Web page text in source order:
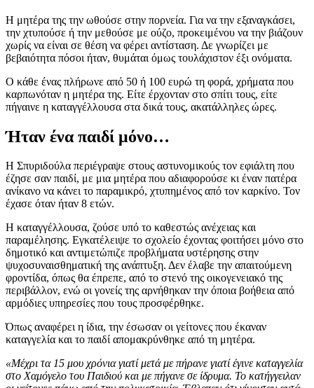
Η μητέρα της την ωθούσε στην πορνεία. Για να την εξαναγκάσει,
την χτυπούσε ή την μεθούσε με ούζο, προκειμένου να την βιάζουν
χωρίς να είναι σε θέση να φέρει αντίσταση. Δε γνωρίζει με
βεβαιότητα πόσοι ήταν, θυμάται όμως τουλάχιστον έξι ονόματα.
Ο κάθε ένας πλήρωνε από 50 ή 100 ευρώ τη φορά, χρήματα που
καρπωνόταν η μητέρα της. Είτε έρχονταν στο σπίτι τους, είτε
πήγαινε η καταγγέλλουσα στα δικά τους, ακατάλληλες ώρες.
Ήταν ένα παιδί μόνο…
Η Σπυριδούλα περιέγραψε στους αστυνομικούς τον εφιάλτη που
έζησε σαν παιδί, με μια μητέρα που αδιαφορούσε κι έναν πατέρα
ανίκανο να κάνει το παραμικρό, χτυπημένος από τον καρκίνο. Τον
έχασε όταν ήταν 8 ετών.
Η καταγγέλλουσα, ζούσε υπό το καθεστώς ανέχειας και
παραμέλησης. Εγκατέλειψε το σχολείο έχοντας φοιτήσει μόνο στο
δημοτικό και αντιμετώπιζε προβλήματα υστέρησης στην
ψυχοσυναισθηματική της ανάπτυξη. Δεν έλαβε την απαιτούμενη
φροντίδα, όπως θα έπρεπε, από το στενό της οικογενειακό της
περιβάλλον, ενώ οι γονείς της αρνήθηκαν την όποια βοήθεια από
αρμόδιες υπηρεσίες που τους προσφέρθηκε.
Όπως αναφέρει η ίδια, την έσωσαν οι γείτονες που έκαναν
καταγγελία και το παιδί απομακρύνθηκε από τη μητέρα.
«Μέχρι τα 15 μου χρόνια γιατί μετά με πήρανε γιατί έγινε καταγγελία
στο Χαμόγελο του Παιδιού και με πήγανε σε ίδρυμα. Το κατήγγειλαν